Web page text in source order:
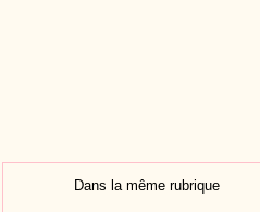
Dans la même rubrique